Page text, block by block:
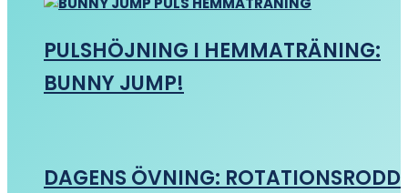
PULSHÖJNING I HEMMATRÄNING:
BUNNY JUMP!
DAGENS ÖVNING: ROTATIONSRODD